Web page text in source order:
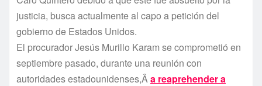
justicia, busca actualmente al capo a petición del
gobierno de Estados Unidos.
El procurador Jesús Murillo Karam se comprometió en
septiembre pasado, durante una reunión con
autoridades estadounidenses,Âa reaprehender a